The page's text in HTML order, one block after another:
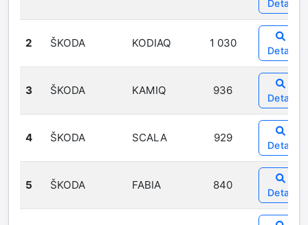
Detail
2 ŠKODA KODIAQ 1 030
Detail
3 ŠKODA KAMIQ 936
Detail
4 ŠKODA SCALA 929
Detail
5 ŠKODA FABIA 840
Detail